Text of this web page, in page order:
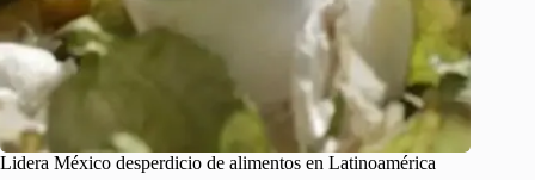
Lidera México desperdicio de alimentos en Latinoamérica